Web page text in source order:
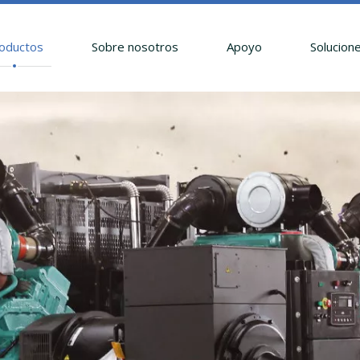
Sobre nosotros Apoyo